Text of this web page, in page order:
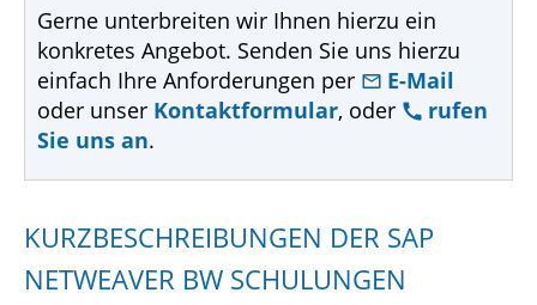
Gerne unterbreiten wir Ihnen hierzu ein
konkretes Angebot. Senden Sie uns hierzu
einfach Ihre Anforderungen per
E-Mail
oder unser Kontaktformular, oder
rufen
Sie uns an.
KURZBESCHREIBUNGEN DER SAP
NETWEAVER BW SCHULUNGEN